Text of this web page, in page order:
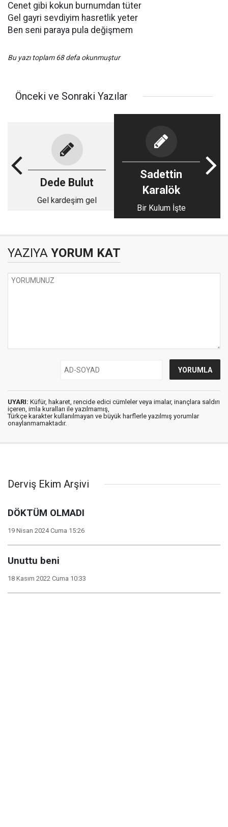
Cenet gibi kokun burnumdan tüter
Gel gayri sevdiyim hasretlik yeter
Ben seni paraya pula değişmem
Bu yazı toplam 68 defa okunmuştur
Önceki ve Sonraki Yazılar
Dede Bulut
Gel kardeşim gel
Sadettin
Karalök
Bir Kulum İşte
YAZIYA YORUM KAT
UYARI: Küfür, hakaret, rencide edici cümleler veya imalar, inançlara saldırı
içeren, imla kuralları ile yazılmamış,
Türkçe karakter kullanılmayan ve büyük harflerle yazılmış yorumlar
onaylanmamaktadır.
Derviş Ekim Arşivi
DÖKTÜM OLMADI
19 Nisan 2024 Cuma 15:26
Unuttu beni
18 Kasım 2022 Cuma 10:33